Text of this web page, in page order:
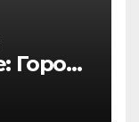
Город